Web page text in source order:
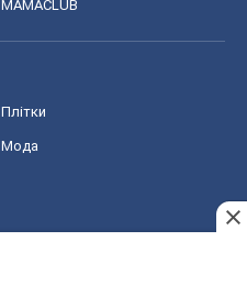
MAMACLUB
Плітки
Мода